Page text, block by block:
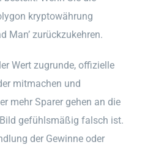
kryptowährung
Man’ zurückzukehren.
Wert zugrunde, offizielle
mitmachen und
mehr Sparer gehen an die
gefühlsmäßig falsch ist.
der Gewinne oder